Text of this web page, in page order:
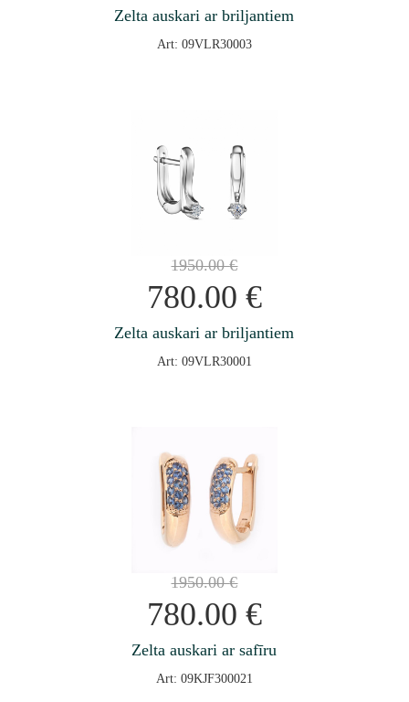
Zelta auskari ar briljantiem
Art: 09VLR30003
1950.00€
780.00 €
Zelta auskari ar briljantiem
Art: 09VLR30001
1950.00€
780.00 €
Zelta auskari ar safīru
Art: 09KJF300021